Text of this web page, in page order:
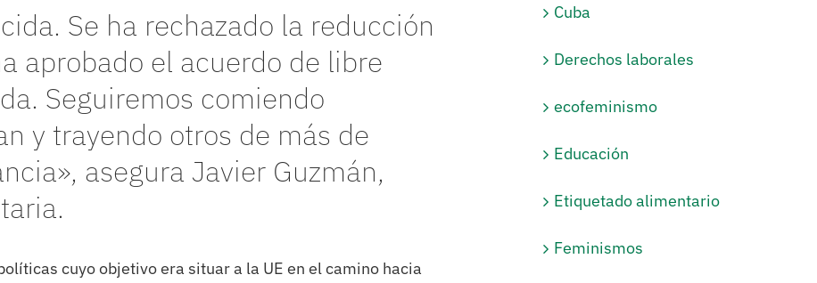
Se ha rechazado la reducción
aprobado el acuerdo de libre
Seguiremos comiendo
y trayendo otros de más de
asegura Javier Guzmán,
cuyo objetivo era situar a la UE en el camino hacia
Cuba
Derechos laborales
ecofeminismo
Educación
Etiquetado alimentario
Feminismos